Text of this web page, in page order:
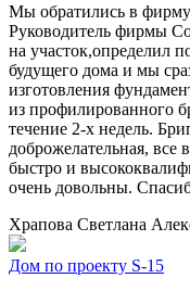
Мы обратились в
Руководитель фирмы
на участок,определил
будущего дома и мы
изготовления
из профилированного
течение 2-х недель.
доброжелательная,
быстро и
очень довольны.
Храпова Светлана
Дом по проекту S-15